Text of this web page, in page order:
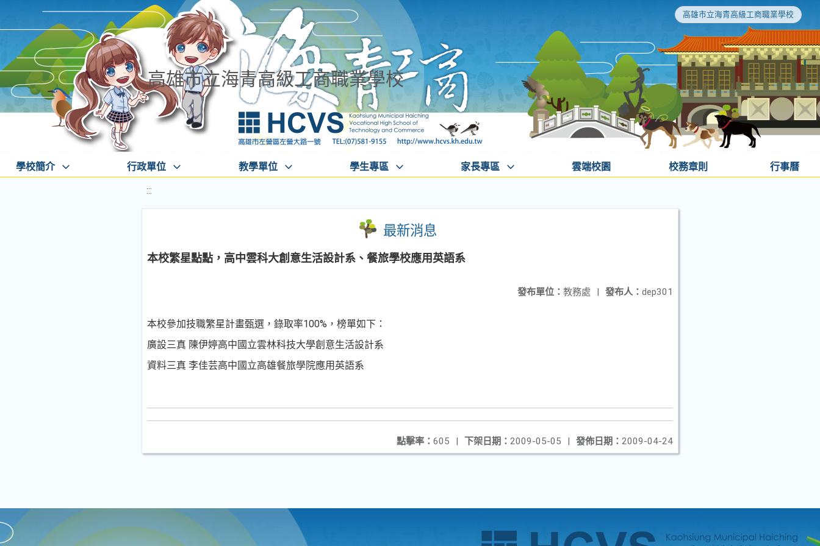
高雄市立海青高級工商職業學校
高雄市立海青高級工商職業學校
學校簡介 行政單位 教學單位 學生專區 家長專區 雲端校園 校務章則 行事曆
:::
最新消息
本校繁星點點，高中雲科大創意生活設計系、餐旅學校應用英語系
發布人： dep301
發布單位： 教務處 |
本校參加技職繁星計畫甄選，錄取率100%，榜單如下：
廣設三真 陳伊婷高中國立雲林科技大學創意生活設計系
資料三真 李佳芸高中國立高雄餐旅學院應用英語系
發佈日期： 2009-04-24
下架日期： 2009-05-05 |
點擊率： 605 |